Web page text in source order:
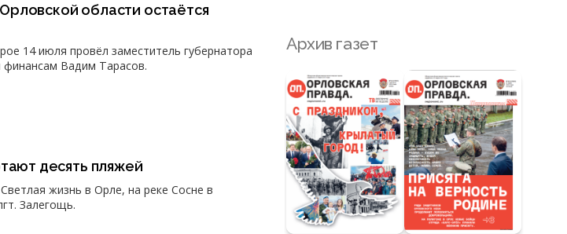
области остаётся
14 июля провёл заместитель губернатора
финансам Вадим Тарасов.
десять пляжей
жизнь в Орле, на реке Сосне в
Залегощь.
Архив газет